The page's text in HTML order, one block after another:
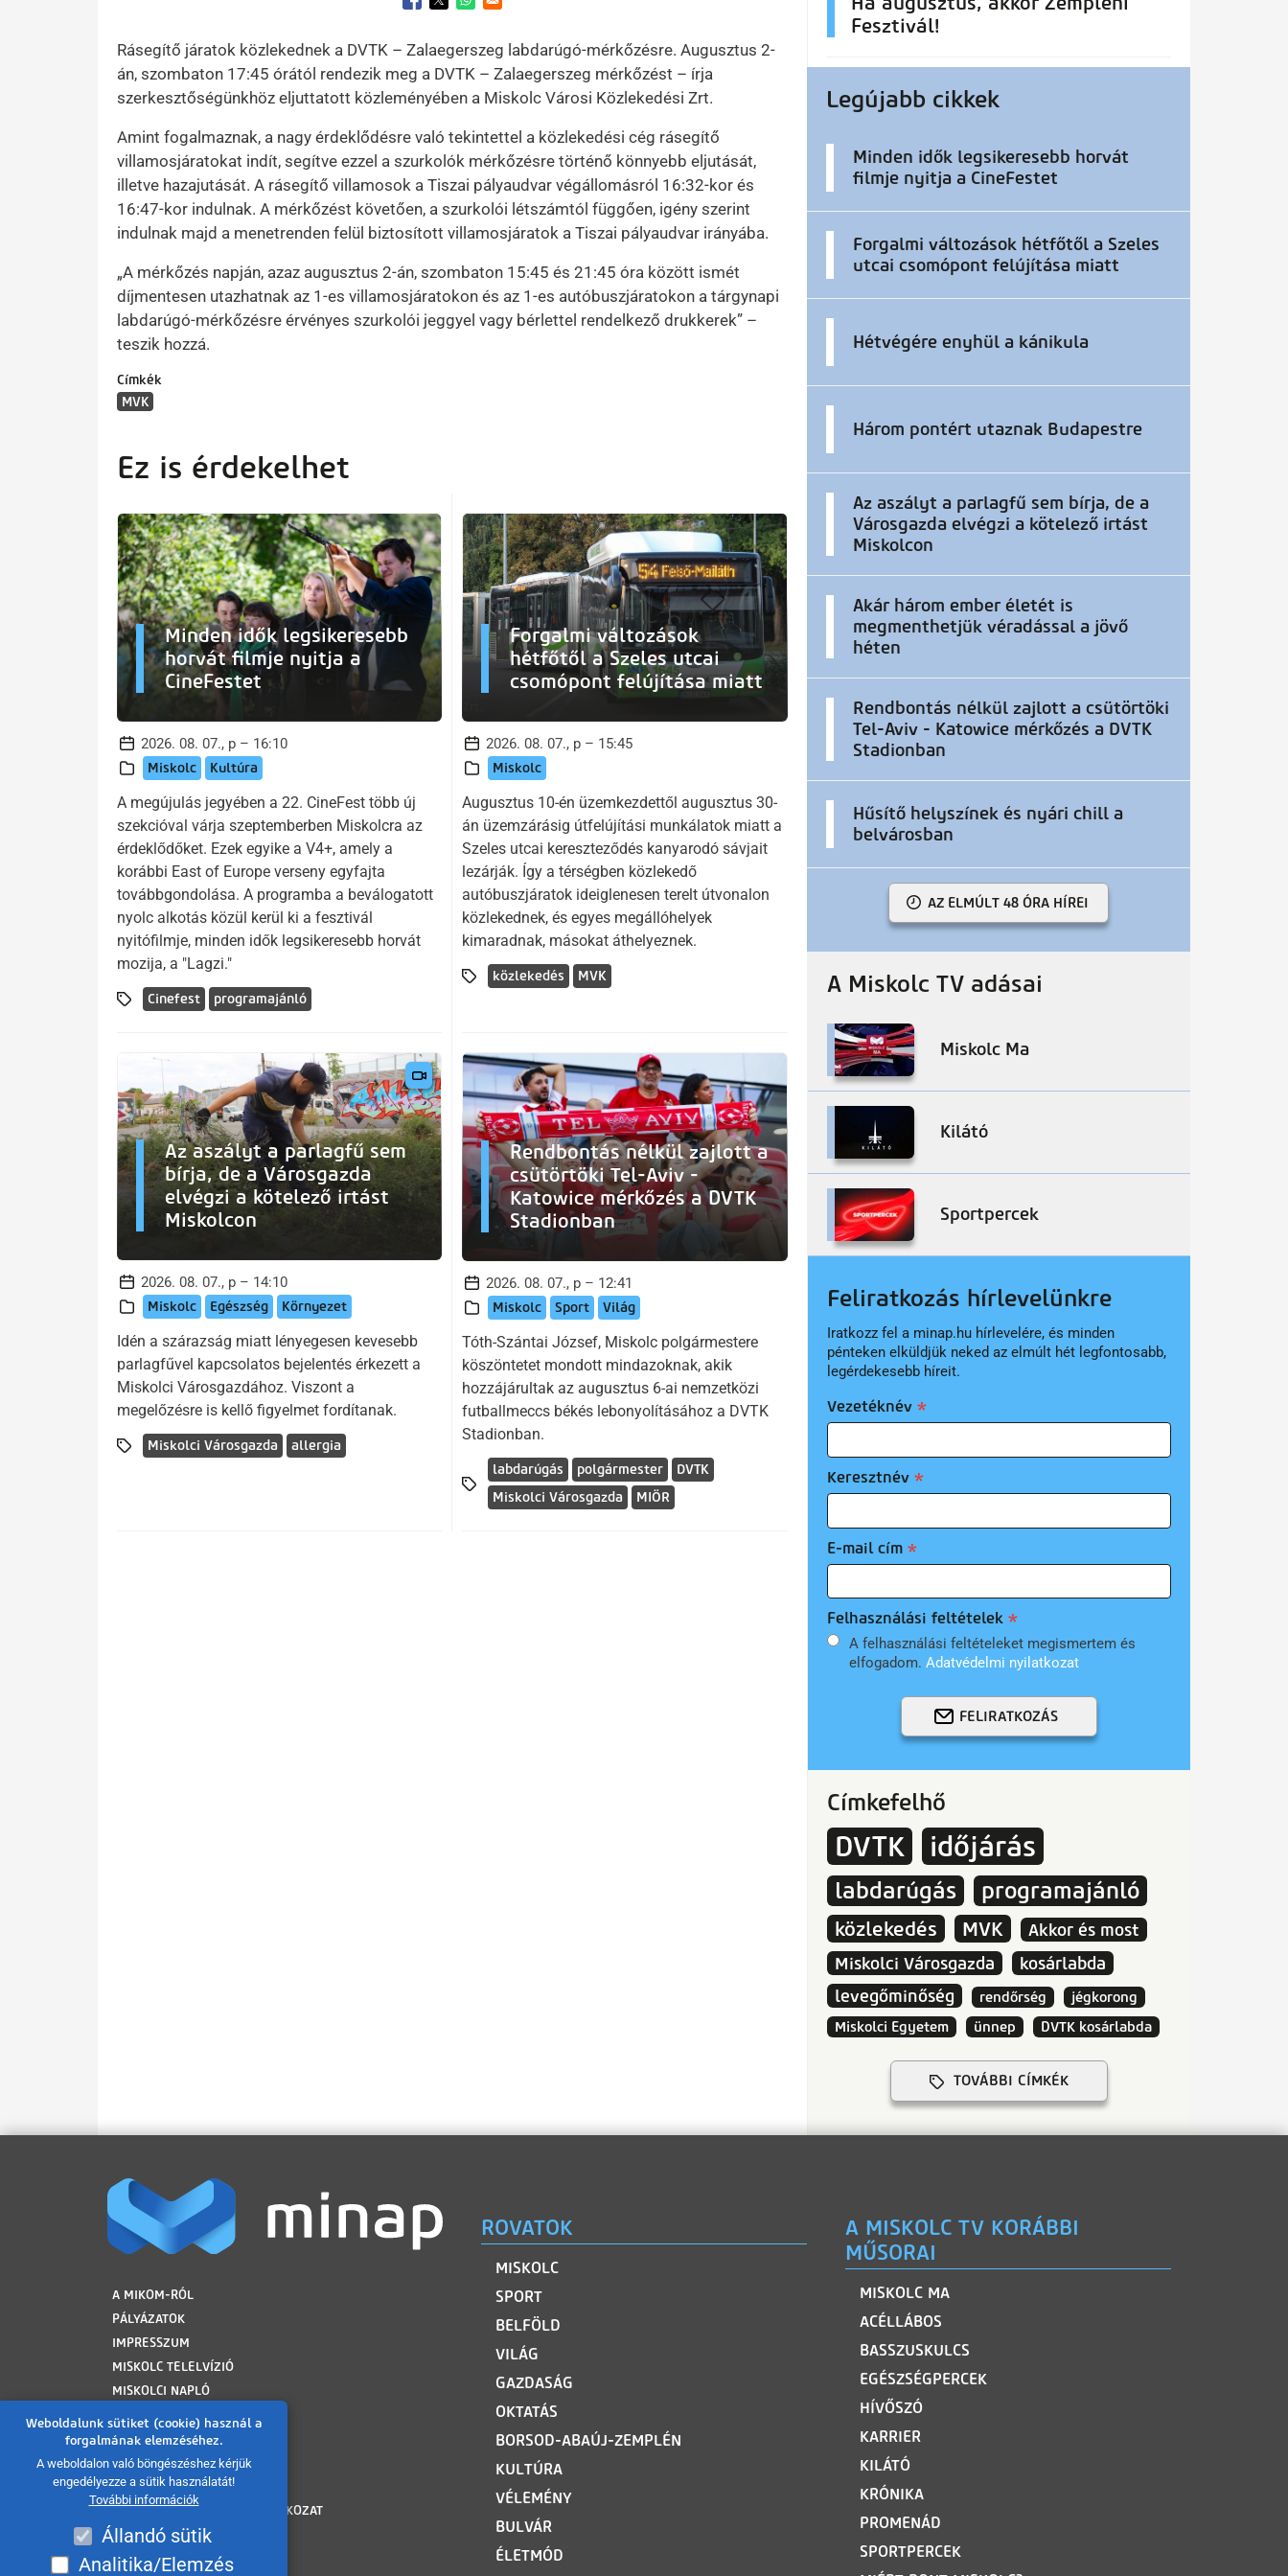
Weboldalunk sütiket (cookie) használ a
forgalmának elemzéséhez.
A weboldalon való böngészéshez kérjük
engedélyezze a sütik használatát!
További információk
Állandó sütik
Analitika/Elemzés
Opens in a new window
Opens in a new window
Opens in a new window
Rásegítő járatok közlekednek a DVTK – Zalaegerszeg labdarúgó-mérkőzésre. Augusztus 2-
án, szombaton 17:45 órától rendezik meg a DVTK – Zalaegerszeg mérkőzést – írja
szerkesztőségünkhöz eljuttatott közleményében a Miskolc Városi Közlekedési Zrt.
Amint fogalmaznak, a nagy érdeklődésre való tekintettel a közlekedési cég rásegítő
villamosjáratokat indít, segítve ezzel a szurkolók mérkőzésre történő könnyebb eljutását,
illetve hazajutását. A rásegítő villamosok a Tiszai pályaudvar végállomásról 16:32-kor és
16:47-kor indulnak. A mérkőzést követően, a szurkolói létszámtól függően, igény szerint
indulnak majd a menetrenden felül biztosított villamosjáratok a Tiszai pályaudvar irányába.
„A mérkőzés napján, azaz augusztus 2-án, szombaton 15:45 és 21:45 óra között ismét
díjmentesen utazhatnak az 1-es villamosjáratokon és az 1-es autóbuszjáratokon a tárgynapi
labdarúgó-mérkőzésre érvényes szurkolói jeggyel vagy bérlettel rendelkező drukkerek” –
teszik hozzá.
Címkék
MVK
Ez is érdekelhet
Minden idők legsikeresebb
horvát filmje nyitja a
CineFestet
2026. 08. 07., p – 16:10
Miskolc Kultúra
A megújulás jegyében a 22. CineFest több új
szekcióval várja szeptemberben Miskolcra az
érdeklődőket. Ezek egyike a V4+, amely a
korábbi East of Europe verseny egyfajta
továbbgondolása. A programba a beválogatott
nyolc alkotás közül kerül ki a fesztivál
nyitófilmje, minden idők legsikeresebb horvát
mozija, a "Lagzi."
Cinefest programajánló
Forgalmi változások
hétfőtől a Szeles utcai
csomópont felújítása miatt
2026. 08. 07., p – 15:45
Miskolc
Augusztus 10-én üzemkezdettől augusztus 30-
án üzemzárásig útfelújítási munkálatok miatt a
Szeles utcai kereszteződés kanyarodó sávjait
lezárják. Így a térségben közlekedő
autóbuszjáratok ideiglenesen terelt útvonalon
közlekednek, és egyes megállóhelyek
kimaradnak, másokat áthelyeznek.
közlekedés MVK
Az aszályt a parlagfű sem
bírja, de a Városgazda
elvégzi a kötelező irtást
Miskolcon
2026. 08. 07., p – 14:10
Miskolc Egészség Környezet
Idén a szárazság miatt lényegesen kevesebb
parlagfűvel kapcsolatos bejelentés érkezett a
Miskolci Városgazdához. Viszont a
megelőzésre is kellő figyelmet fordítanak.
Miskolci Városgazda allergia
Rendbontás nélkül zajlott a
csütörtöki Tel-Aviv -
Katowice mérkőzés a DVTK
Stadionban
2026. 08. 07., p – 12:41
Miskolc Sport Világ
Tóth-Szántai József, Miskolc polgármestere
köszöntetet mondott mindazoknak, akik
hozzájárultak az augusztus 6-ai nemzetközi
futballmeccs békés lebonyolításához a DVTK
Stadionban.
labdarúgás polgármester
DVTK
Miskolci Városgazda
MIÖR
Fesztivál!
Legújabb cikkek
Minden idők legsikeresebb horvát
filmje nyitja a CineFestet
Forgalmi változások hétfőtől a Szeles
utcai csomópont felújítása miatt
Hétvégére enyhül a kánikula
Három pontért utaznak Budapestre
Az aszályt a parlagfű sem bírja, de a
Városgazda elvégzi a kötelező irtást
Miskolcon
Akár három ember életét is
megmenthetjük véradással a jövő
héten
Rendbontás nélkül zajlott a csütörtöki
Tel-Aviv - Katowice mérkőzés a DVTK
Stadionban
Hűsítő helyszínek és nyári chill a
belvárosban
AZ ELMÚLT 48 ÓRA HÍREI
A Miskolc TV adásai
Miskolc Ma
Kilátó
Sportpercek
Feliratkozás hírlevelünkre
Iratkozz fel a minap.hu hírlevelére, és minden
pénteken elküldjük neked az elmúlt hét legfontosabb,
legérdekesebb híreit.
Vezetéknév
Keresztnév
E-mail cím
Felhasználási feltételek
A felhasználási feltételeket megismertem és
elfogadom. Adatvédelmi nyilatkozat
FELIRATKOZÁS
Címkefelhő
DVTK időjárás
labdarúgás programajánló
közlekedés MVK
Akkor és most
Miskolci Városgazda
kosárlabda
levegőminőség
rendőrség
jégkorong
Miskolci Egyetem
ünnep DVTK kosárlabda
TOVÁBBI CÍMKÉK
LÁBLÉC
A MIKOM-RÓL
PÁLYÁZATOK
IMPRESSZUM
MISKOLC TELELVÍZIÓ
MISKOLCI NAPLÓ
FELHASZNÁLÁSI FELTÉTELEK
ADATVÉDELMI TÁJÉKOZTATÓ
SÜTI TÁJÉKOZTATÓ
AKADÁLYMENTESÍTÉSI NYILATKOZAT
KÖZÉRDEKŰ ADATOK
KÖZADATKERESŐ
ROVATOK
MISKOLC
SPORT
BELFÖLD
VILÁG
GAZDASÁG
OKTATÁS
BORSOD-ABAÚJ-ZEMPLÉN
KULTÚRA
VÉLEMÉNY
BULVÁR
ÉLETMÓD
A MISKOLC TV KORÁBBI
MŰSORAI
MISKOLC MA
ACÉLLÁBOS
BASSZUSKULCS
EGÉSZSÉGPERCEK
HÍVŐSZÓ
KARRIER
KILÁTÓ
KRÓNIKA
PROMENÁD
SPORTPERCEK